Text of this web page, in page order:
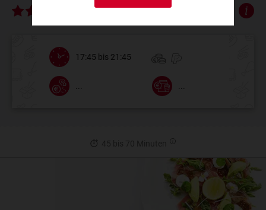
∅ 4,50
17:45 bis 21:45